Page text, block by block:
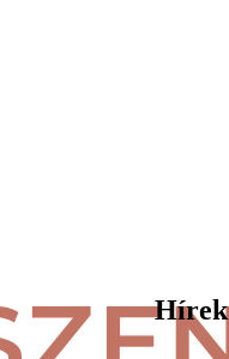
Hírek